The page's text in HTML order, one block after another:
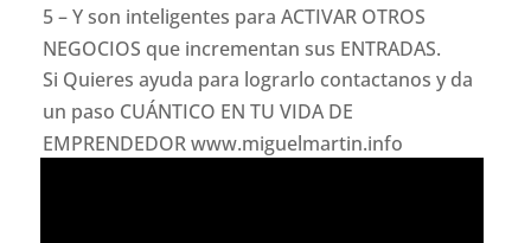
5 – Y son inteligentes para ACTIVAR OTROS
NEGOCIOS que incrementan sus ENTRADAS.
Si Quieres ayuda para lograrlo contactanos y da
un paso CUÁNTICO EN TU VIDA DE
EMPRENDEDOR www.miguelmartin.info